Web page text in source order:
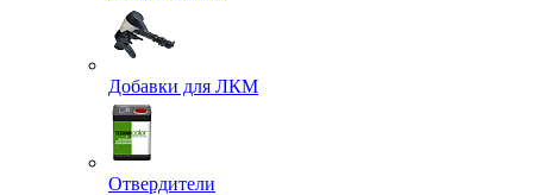
Добавки для ЛКМ
Отвердители